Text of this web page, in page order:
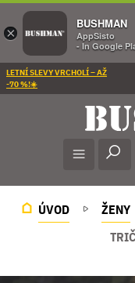
LETNÍ SLEVY VRCHOLÍ – AŽ
-70 %!☀️
ÚVOD ŽENY
×
BUSHMAN
AppSisto
- In Google